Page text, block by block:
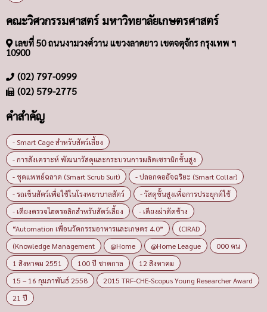
คณะวิศวกรรมศาสตร์ มหาวิทยาลัยเกษตรศาสตร์
เลขที่ 50 ถนนงามวงศ์วาน แขวงลาดยาว เขตจตุจักร กรุงเทพ ฯ
10900
(02) 797-0999
(02) 579-2775
คำสำคัญ
- Smart Cage สำหรับสัตว์เลี้ยง
- การสังเคราะห์ พัฒนาวัสดุและกระบวนการผลิตเซรามิกขั้นสูง
- ชุดแพทย์ฉลาด (Smart Scrub Suit)
- ปลอกคออัจฉริยะ (Smart Collar)
- รถเข็นสัตว์เพื่อใช้ในโรงพยาบาลสัตว์
- วัสดุขั้นสูงเพื่อการประยุกต์ใช้
- เตียงตรวจไฮดรอลิกสำหรับสัตว์เลี้ยง
- เตียงผ่าตัดช้าง
“Automation เพื่อนวัตกรรมอาหารและเกษตร 4.0”
(CIRAD
(Knowledge Management
@Home @Home League
000 คน
1 สิงหาคม 2551
100 ปี ชาตกาล
12 สิงหาคม
15 – 16 กุมภาพันธ์ 2558
2015 TRF-CHE-Scopus Young Researcher Award
21 ปี